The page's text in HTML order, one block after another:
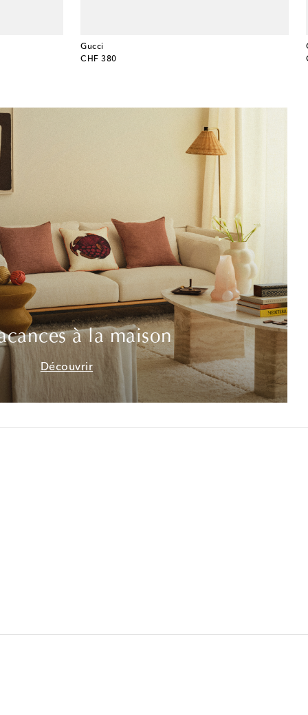
Gucci
CHF 380
original price
à la maison
Découvrir